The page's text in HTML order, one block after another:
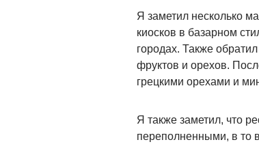
Я заметил несколько
киосков в базарном
городах. Также
фруктов и орехов.
грецкими орехами и
Я также заметил, что
переполненными, в то